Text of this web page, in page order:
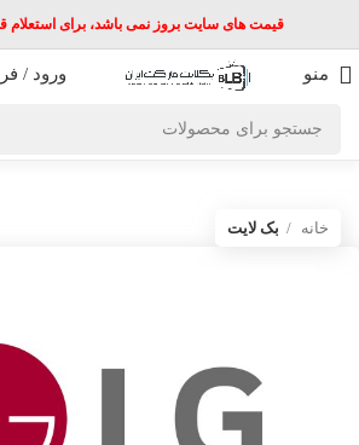
قیمت های سایت بروز نمی باشد، برای استعلام
منو ورود /
خانه بک لایت